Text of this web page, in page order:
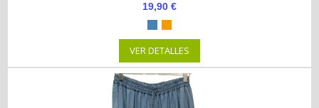
19,90 €
VER DETALLES